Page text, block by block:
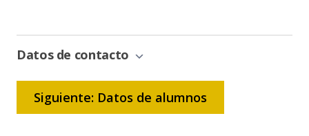
Bonificación
Datos de contacto
Siguiente: Datos de alumnos